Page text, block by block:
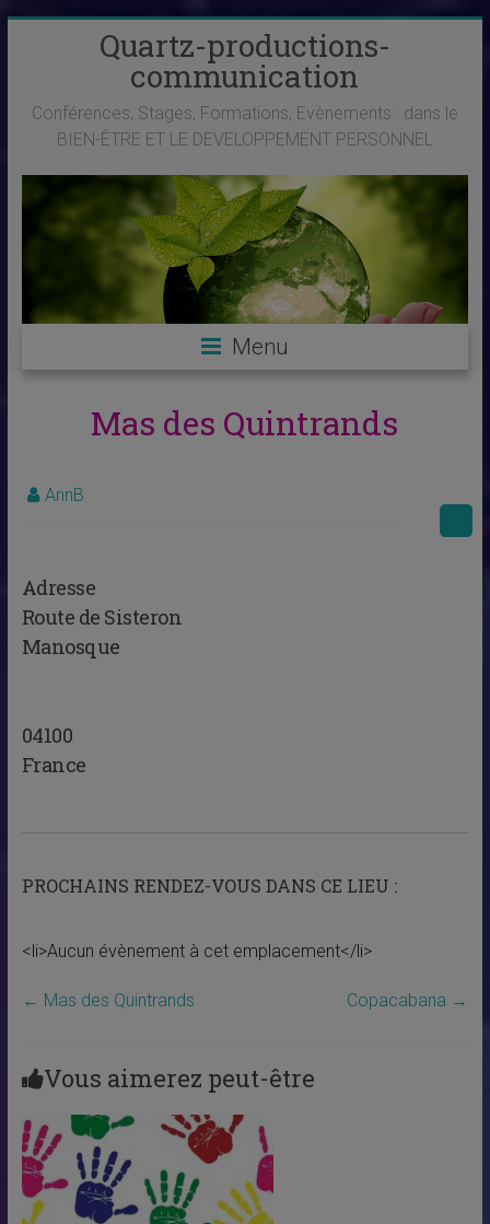
Quartz-productions-
communication
Conférences, Stages, Formations, Evènements : dans le
BIEN-ÊTRE ET LE DEVELOPPEMENT PERSONNEL
Menu
Mas des Quintrands
AnnB
Adresse
Route de Sisteron
Manosque
04100
France
PROCHAINS RENDEZ-VOUS DANS CE LIEU :
<li>Aucun évènement à cet emplacement</li>
← Mas des Quintrands Copacabana →
Vous aimerez peut-être